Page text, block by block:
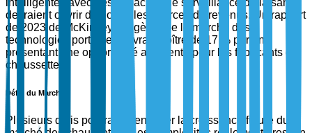
devraient ouvrir de nouvelles sources de revenus. Un rapport
de 2023 de McKinsey suggère que le marché des
technologies portables devrait croître de 17 % par an,
présentant une opportunité adjacente pour les fabricants de
chaussettes.
Défis du Marché
Plusieurs défis pourraient entraver la croissance future du